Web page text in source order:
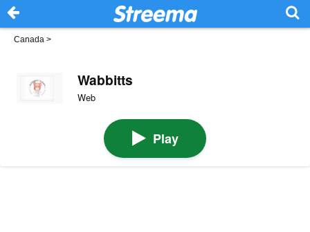
Canada >
Wabbitts
Web
Play